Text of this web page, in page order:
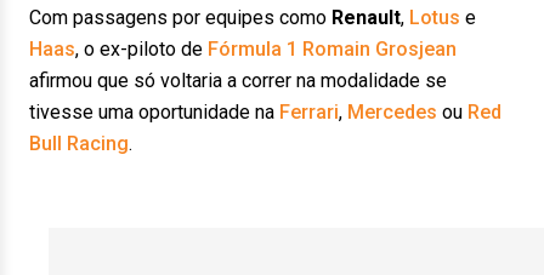
Com passagens por equipes como Renault, Lotus e
Haas, o ex-piloto de Fórmula 1 Romain Grosjean
afirmou que só voltaria a correr na modalidade se
tivesse uma oportunidade na Ferrari, Mercedes ou Red
Bull Racing.